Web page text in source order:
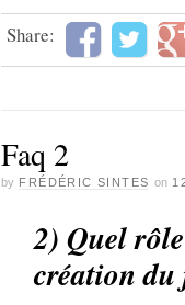
Share:
Faq 2
by FRÉDÉRIC SINTES on
2) Quel
création du